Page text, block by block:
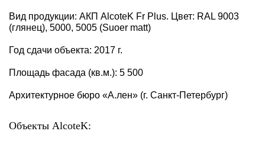
Вид продукции: АКП AlcoteK Fr Plus. Цвет: RAL 9003
(глянец), 5000, 5005 (Suoer matt)
Год сдачи объекта: 2017 г.
Площадь фасада (кв.м.): 5 500
Архитектурное бюро «А.лен» (г. Санкт-Петербург)
Объекты AlcoteK: